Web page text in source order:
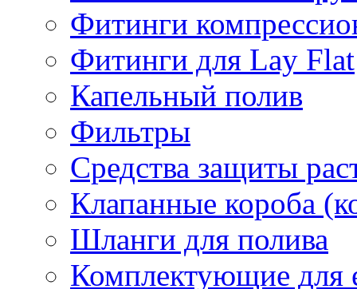
Фитинги
Фитинги для Lay Flat
Капельный полив
Фильтры
Средства защиты
Клапанные короба
Шланги для полива
Комплектующие для